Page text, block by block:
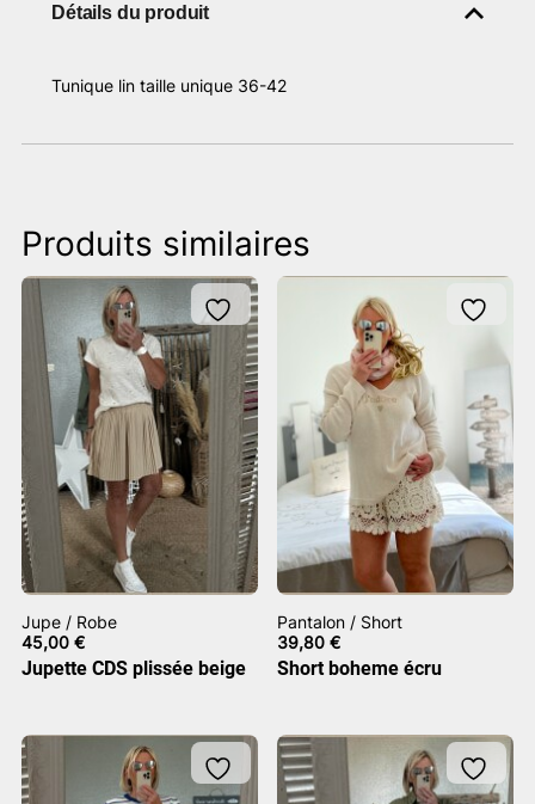
Détails du produit
Tunique lin taille unique 36-42
Produits similaires
Jupe / Robe
45,00 €
Jupette CDS plissée beige
Pantalon / Short
39,80€
Short boheme écru